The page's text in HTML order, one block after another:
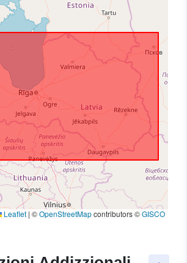
Leaflet | ©OpenStreetMapcontributors ©GISCO